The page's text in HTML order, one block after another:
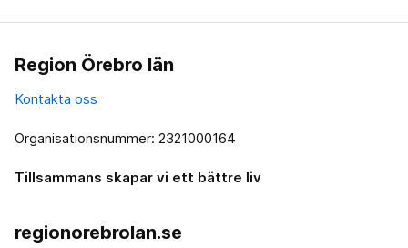
Region Örebro län
Kontakta oss
Organisationsnummer: 2321000164
Tillsammans skapar vi ett bättre liv
regionorebrolan.se